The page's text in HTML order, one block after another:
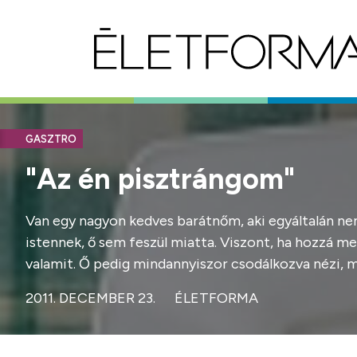
GASZTRO
"Az én pisztrángom"
Van egy nagyon kedves barátnőm, aki egyáltalán
istennek, ő sem feszül miatta. Viszont, ha hozzá
valamit. Ő pedig mindannyiszor csodálkozva nézi,
2011. DECEMBER 23.
ÉLETFORMA